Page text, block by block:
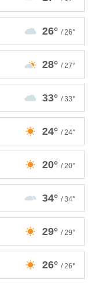
26° / 26°
28° / 27°
33° / 33°
24° / 24°
20° / 20°
34° / 34°
29° / 29°
26° / 26°